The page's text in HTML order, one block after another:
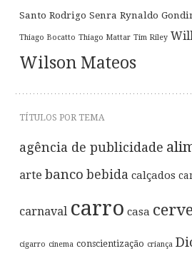
Santo Rodrigo Senra Rynaldo
Thiago Bocatto Thiago Mattar Tim Riley
Wilson Mateos
TÍTULOS POR TEMA
agência de publicidade
arte banco bebida calçados
carnaval carro casa
cigarro cinema conscientização criança